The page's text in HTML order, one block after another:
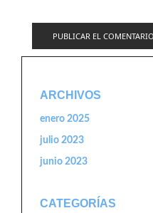
ARCHIVOS
enero 2025
julio 2023
junio 2023
CATEGORÍAS